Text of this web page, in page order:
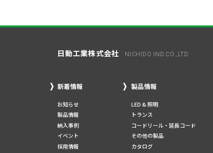
日動工業株式会社 NICHIDO IND.CO.,LTD.
新着情報
お知らせ
製品情報
納入事例
イベント
採用情報
製品情報
LED & 照明
トランス
コードリール・延長コード
その他の製品
カタログ